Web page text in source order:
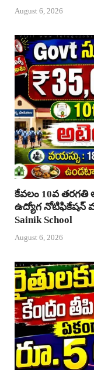
August 6, 2026
కేవలం 10వ
ఉద్యోగ నోటిఫికేషన్
Sainik School
August 6, 2026